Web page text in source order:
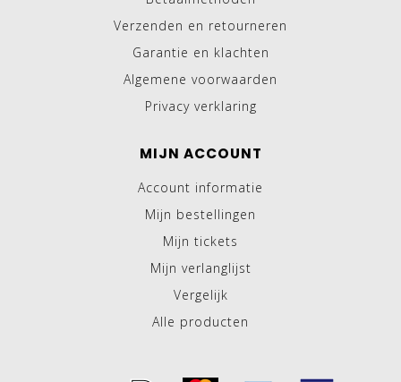
Verzenden en retourneren
Garantie en klachten
Algemene voorwaarden
Privacy verklaring
MIJN ACCOUNT
Account informatie
Mijn bestellingen
Mijn tickets
Mijn verlanglijst
Vergelijk
Alle producten